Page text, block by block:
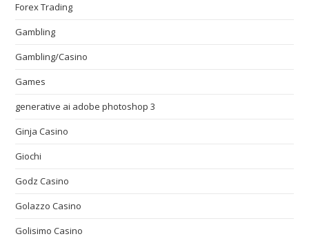
Forex Trading
Gambling
Gambling/Casino
Games
generative ai adobe photoshop 3
Ginja Casino
Giochi
Godz Casino
Golazzo Casino
Golisimo Casino